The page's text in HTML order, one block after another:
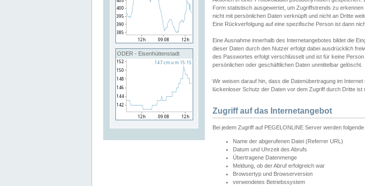
ODER - Eisenhüttenstadt
Form statistisch ausgewertet, um Zugriffstrends zu
nicht mit persönlichen Daten verknüpft und nicht an Dritte
Eine Rückverfolgung auf eine spezifische Person ist dann
Eine Ausnahme innerhalb des Internetangebotes bildet die
dieser Daten durch den Nutzer erfolgt dabei ausdrücklich
des Passwortes erfolgt verschlüsselt und ist für keine
persönlichen oder geschäftlichen Daten unmittelbar gelöscht.
Wir weisen darauf hin, dass die Datenübertragung im
lückenloser Schutz der Daten vor dem Zugriff durch Dritte ist
Zugriff auf das Internetangebot
Bei jedem Zugriff auf PEGELONLINE Server werden
Name der abgerufenen Datei (Referrer URL)
Datum und Uhrzeit des Abrufs
Übertragene Datenmenge
Meldung, ob der Abruf erfolgreich war
Browsertyp und Browserversion
verwendetes Betriebssystem